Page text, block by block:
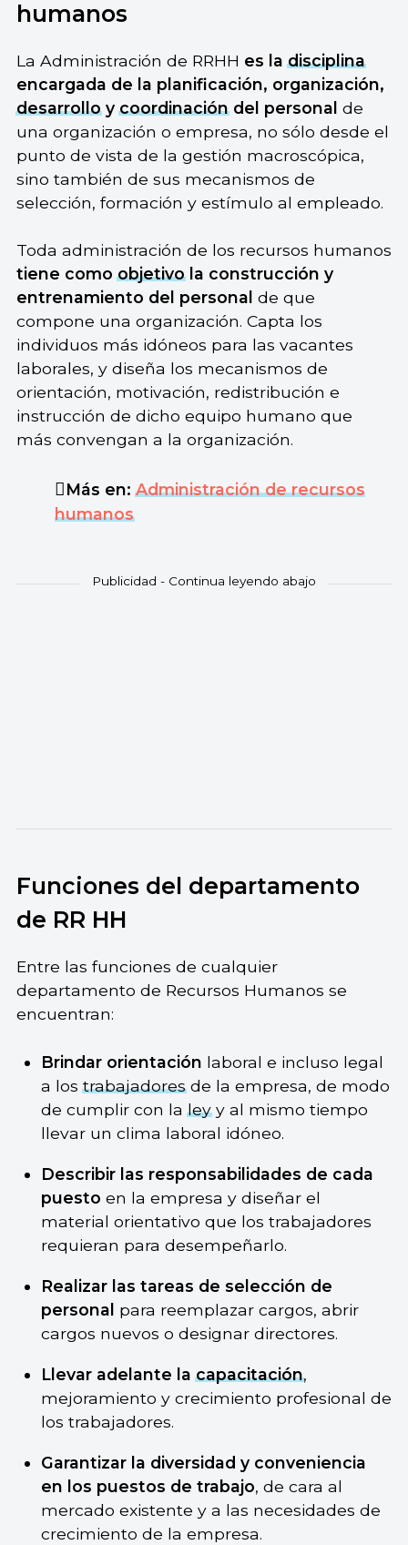
humanos
La Administración de RRHH es ladisciplina
encargada de la planificación, organización,
desarrolloycoordinacióndel personal de
una organización o empresa, no sólo desde el
punto de vista de la gestión macroscópica,
sino también de sus mecanismos de
selección, formación y estímulo al empleado.
Toda administración de los recursos humanos
tiene comoobjetivola construcción y
entrenamiento del personal de que
compone una organización. Capta los
individuos más idóneos para las vacantes
laborales, y diseña los mecanismos de
orientación, motivación, redistribución e
instrucción de dicho equipo humano que
más convengan a la organización.
Más en:Administración de recursos
humanos
Funciones del departamento
de RR HH
Entre las funciones de cualquier
departamento de Recursos Humanos se
encuentran:
Brindar orientación laboral e incluso legal
a lostrabajadoresde la empresa, de modo
de cumplir con laleyy al mismo tiempo
llevar un clima laboral idóneo.
Describir las responsabilidades de cada
puesto en la empresa y diseñar el
material orientativo que los trabajadores
requieran para desempeñarlo.
Realizar las tareas de selección de
personal para reemplazar cargos, abrir
cargos nuevos o designar directores.
Llevar adelante lacapacitación,
mejoramiento y crecimiento profesional de
los trabajadores.
Garantizar la diversidad y conveniencia
en los puestos de trabajo, de cara al
mercado existente y a las necesidades de
crecimiento de la empresa.